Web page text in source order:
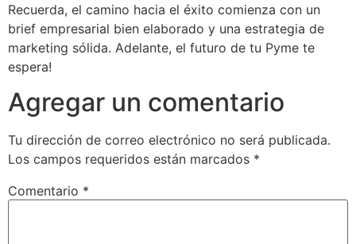
Recuerda, el camino hacia el éxito comienza con un
brief empresarial bien elaborado y una estrategia de
marketing sólida. Adelante, el futuro de tu Pyme te
espera!
Agregar un comentario
Tu dirección de correo electrónico no será publicada.
Los campos requeridos están marcados *
Comentario *